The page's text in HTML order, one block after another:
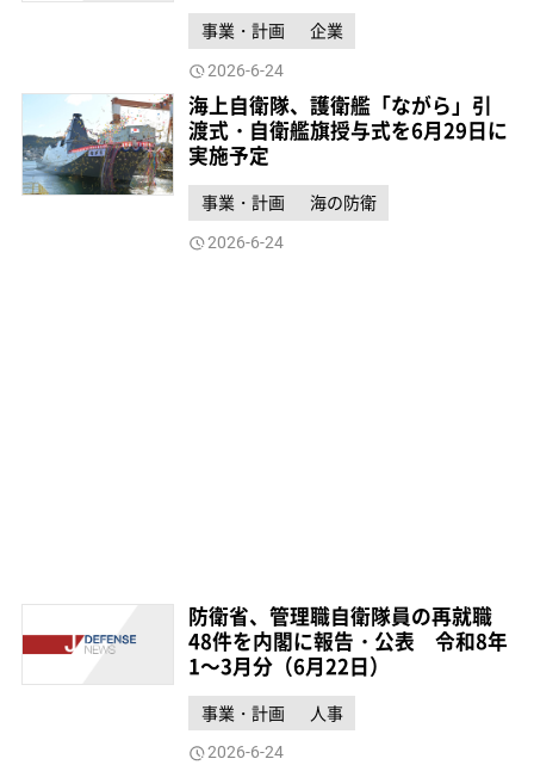
事業・計画 企業
2026-6-24
海上自衛隊、護衛艦「ながら」引
渡式・自衛艦旗授与式を6月29日に
実施予定
事業・計画 海の防衛
2026-6-24
防衛省、管理職自衛隊員の再就職
48件を内閣に報告・公表 令和8年
1～3月分（6月22日）
事業・計画 人事
2026-6-24